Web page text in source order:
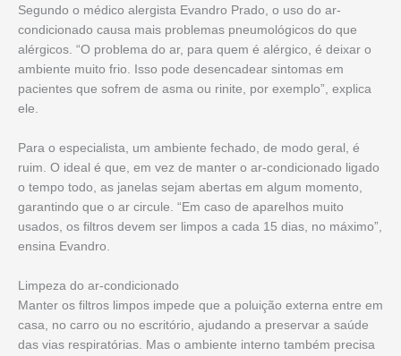
Segundo o médico alergista Evandro Prado, o uso do ar-
condicionado causa mais problemas pneumológicos do que
alérgicos. “O problema do ar, para quem é alérgico, é deixar o
ambiente muito frio. Isso pode desencadear sintomas em
pacientes que sofrem de asma ou rinite, por exemplo”, explica
ele.
Para o especialista, um ambiente fechado, de modo geral, é
ruim. O ideal é que, em vez de manter o ar-condicionado ligado
o tempo todo, as janelas sejam abertas em algum momento,
garantindo que o ar circule. “Em caso de aparelhos muito
usados, os filtros devem ser limpos a cada 15 dias, no máximo”,
ensina Evandro.
Limpeza do ar-condicionado
Manter os filtros limpos impede que a poluição externa entre em
casa, no carro ou no escritório, ajudando a preservar a saúde
das vias respiratórias. Mas o ambiente interno também precisa